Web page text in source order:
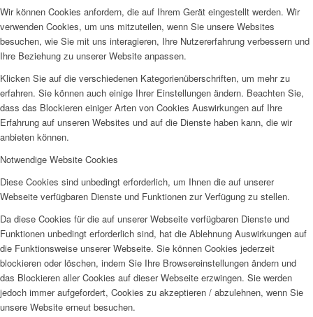
Wir können Cookies anfordern, die auf Ihrem Gerät eingestellt werden. Wir
verwenden Cookies, um uns mitzuteilen, wenn Sie unsere Websites
besuchen, wie Sie mit uns interagieren, Ihre Nutzererfahrung verbessern und
Ihre Beziehung zu unserer Website anpassen.
Klicken Sie auf die verschiedenen Kategorienüberschriften, um mehr zu
erfahren. Sie können auch einige Ihrer Einstellungen ändern. Beachten Sie,
dass das Blockieren einiger Arten von Cookies Auswirkungen auf Ihre
Erfahrung auf unseren Websites und auf die Dienste haben kann, die wir
anbieten können.
Notwendige Website Cookies
Diese Cookies sind unbedingt erforderlich, um Ihnen die auf unserer
Webseite verfügbaren Dienste und Funktionen zur Verfügung zu stellen.
Da diese Cookies für die auf unserer Webseite verfügbaren Dienste und
Funktionen unbedingt erforderlich sind, hat die Ablehnung Auswirkungen auf
die Funktionsweise unserer Webseite. Sie können Cookies jederzeit
blockieren oder löschen, indem Sie Ihre Browsereinstellungen ändern und
das Blockieren aller Cookies auf dieser Webseite erzwingen. Sie werden
jedoch immer aufgefordert, Cookies zu akzeptieren / abzulehnen, wenn Sie
unsere Website erneut besuchen.